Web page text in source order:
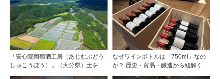
畑）”シリーズ！
「安心院葡萄酒工房（あじむぶどう
しゅこうぼう）」（大分県）土を作
なぜワインボトルは「750ml」なの
か？ 歴史・貿易・醸造から紐解く4